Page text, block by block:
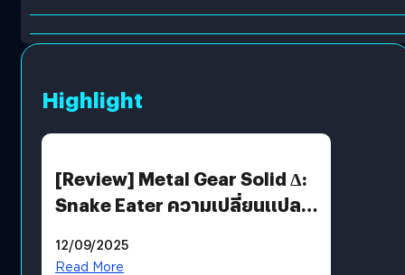
Highlight
[Review] Metal Gear Solid Δ:
Snake Eater ความเปลี่ยนแปลง
12/09/2025
Read More